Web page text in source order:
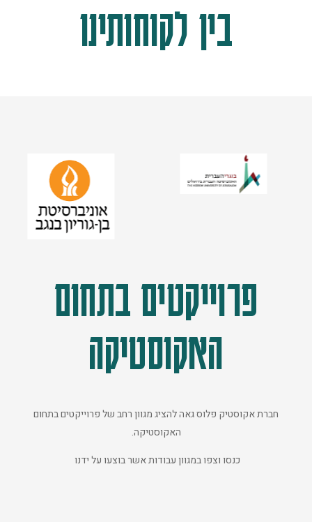
בין לקוחותינו
פרוייקטים בתחום
האקוסטיקה
חברת אקוסטיק פלוס גאה להציג מגוון רחב של פרוייקטים בתחום
האקוסטיקה.
כנסו וצפו במגוון עבודות אשר בוצעו על ידנו